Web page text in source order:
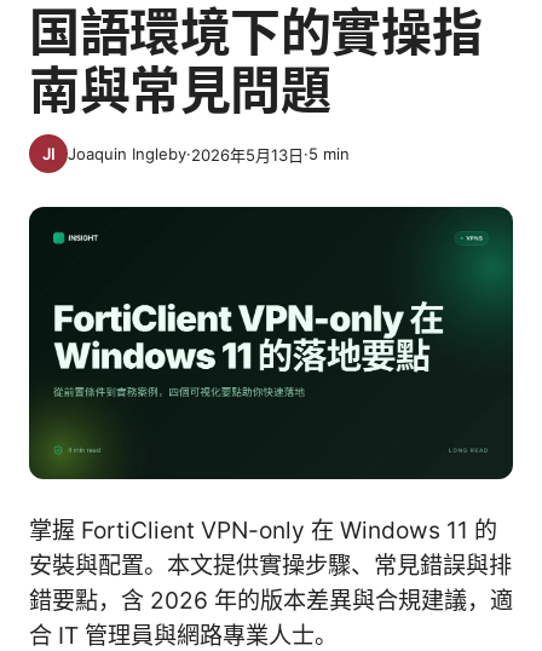
国語環境下的實操指
南與常見問題
Joaquin Ingleby·2026年5月13日·5 min
掌握 FortiClient VPN-only 在 Windows 11 的
安裝與配置。本文提供實操步驟、常見錯誤與排
錯要點，含 2026 年的版本差異與合規建議，適
合 IT 管理員與網路專業人士。